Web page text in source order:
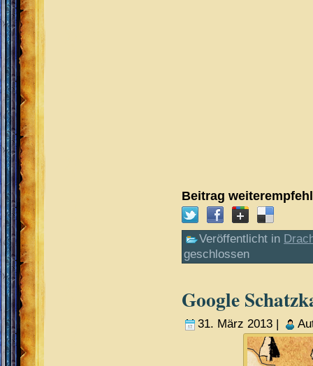
Beitrag
Veröffentlicht in
geschlossen
Google
31. März 2013 |